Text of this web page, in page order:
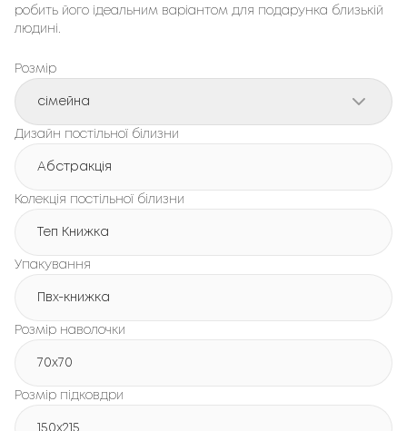
робить його ідеальним варіантом для подарунка близькій
людині.
Розмір
сімейна
Дизайн постільної білизни
Абстракція
Колекція постільної білизни
Теп Книжка
Упакування
Пвх-книжка
Розмір наволочки
70x70
Розмір підковдри
150х215